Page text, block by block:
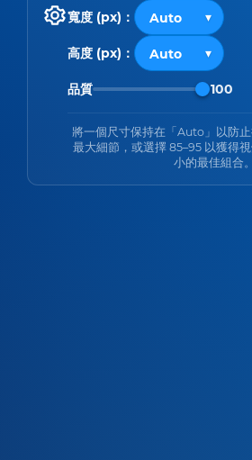
寬度 (px)：
高度 (px)：
品質 100
將一個尺寸保持在「Auto」以防
最大細節，或選擇 85–95 以獲得
小的最佳組合。